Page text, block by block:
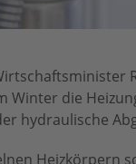
Winter die
hydraulische
Heizkörpern